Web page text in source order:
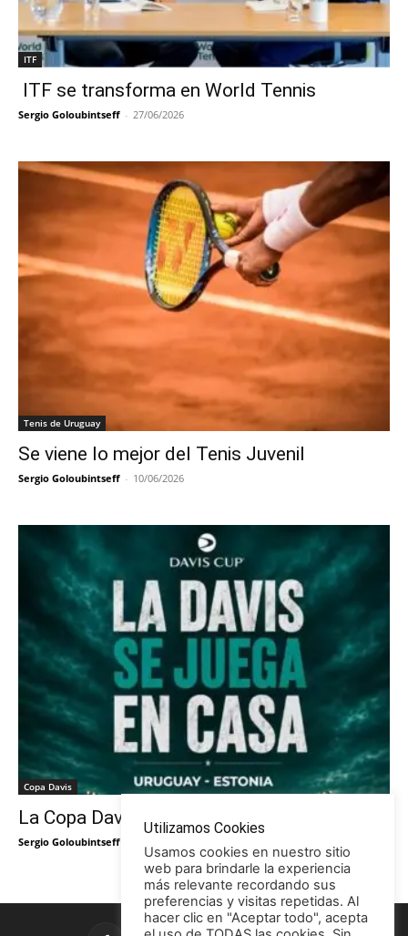
ITF
ITF se transforma en World Tennis
Sergio Goloubintseff - 27/06/2026
Tenis de Uruguay
Se viene lo mejor del Tenis Juvenil
Sergio Goloubintseff - 10/06/2026
Copa Davis
La Copa Davis vuelve al Círculo
Sergio Goloubintseff
Utilizamos Cookies
Usamos cookies en nuestro sitio
web para brindarle la experiencia
más relevante recordando sus
preferencias y visitas repetidas. Al
hacer clic en "Aceptar todo", acepta